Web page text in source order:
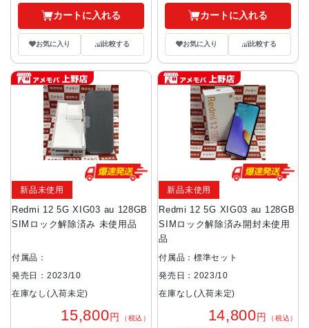
カートに入れる
お気に入り 比較する
カートに入れる
お気に入り 比較する
Redmi 12 5G XIG03 au 128GB
SIMロック解除済み 未使用品
新品未使用
付属品：
発売日：2023/10
在庫なし(入荷未定)
15,800円 （税込）
Redmi 12 5G XIG03 au 128GB
SIMロック解除済み開封未使用
品
新品未使用
付属品：標準セット
発売日：2023/10
在庫なし(入荷未定)
14,800円 （税込）